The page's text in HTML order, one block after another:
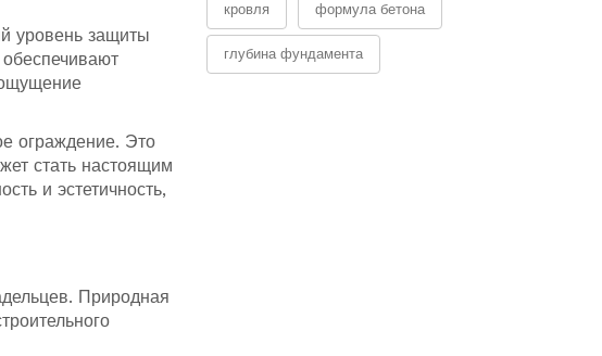
уровень защиты
ограждение. Это
стать настоящим
и эстетичность,
Природная
кровля формула бетона
глубина фундамента